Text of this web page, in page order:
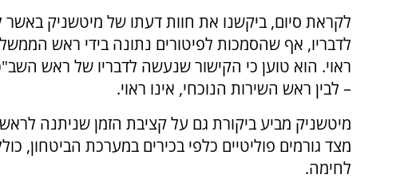
לקראת סיום, ביקשנו את חוות דעתו של מיטשניק
לדבריו, אף שהסמכות לפיטורים נתונה בידי ראש
ראוי. הוא טוען כי הקישור שנעשה לדבריו של ראש
– לבין ראש השירות הנוכחי, אינו ראוי.
מיטשניק מביע ביקורת גם על קציבת הזמן שניתנה
מצד גורמים פוליטיים כלפי בכירים במערכת הביטחון,
לחימה.